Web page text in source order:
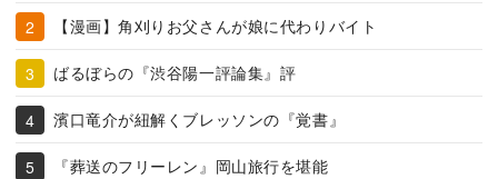
【漫画】角刈りお父さんが娘に代わりバイト
ばるぼらの『渋谷陽一評論集』評
濱口竜介が紐解くブレッソンの『覚書』
『葬送のフリーレン』岡山旅行を堪能